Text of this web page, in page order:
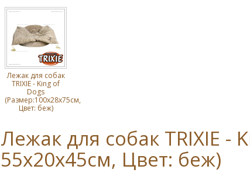
Лежак для собак
TRIXIE - King of
Dogs
(Размер:100х28х75cм,
Цвет: беж)
Лежак для собак TRIXIE -
55х20х45cм, Цвет: беж)